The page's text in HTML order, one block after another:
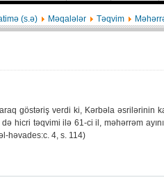
(s.ə) Məqalələr Təqvim
göstəriş verdi ki, Kərbəla əsrilərinin
hicri təqvimi ilə 61-ci il, məhərrəm
həvades:c. 4, s. 114)